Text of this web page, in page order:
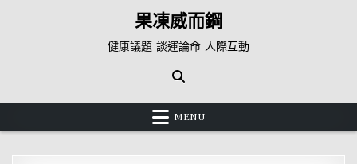
果凍威而鋼
健康議題 談運論命 人際互動
MENU